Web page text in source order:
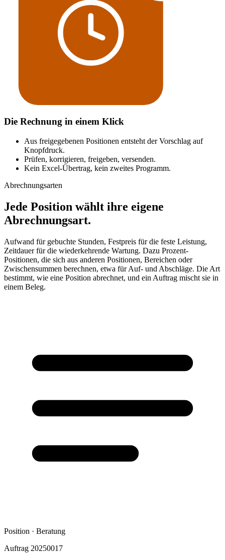
Die Rechnung in einem Klick
Aus freigegebenen Positionen entsteht der Vorschlag auf
Knopfdruck.
Prüfen, korrigieren, freigeben, versenden.
Kein Excel-Übertrag, kein zweites Programm.
Abrechnungsarten
Jede Position wählt ihre eigene
Abrechnungsart.
Aufwand für gebuchte Stunden, Festpreis für die feste Leistung,
Zeitdauer für die wiederkehrende Wartung. Dazu Prozent-
Positionen, die sich aus anderen Positionen, Bereichen oder
Zwischensummen berechnen, etwa für Auf- und Abschläge. Die Art
bestimmt, wie eine Position abrechnet, und ein Auftrag mischt sie in
einem Beleg.
Position · Beratung
Auftrag 20250017